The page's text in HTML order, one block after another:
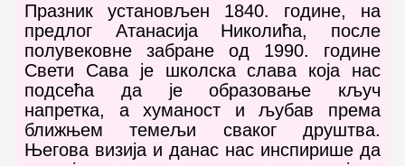
Празник установљен 1840. године, на
предлог Атанасија Николића, после
полувековне забране од 1990. године
Свети Сава је школска слава која нас
подсећа да је образовање кључ
напретка, а хуманост и љубав према
ближњем темељи сваког друштва.
Његова визија и данас нас инспирише да